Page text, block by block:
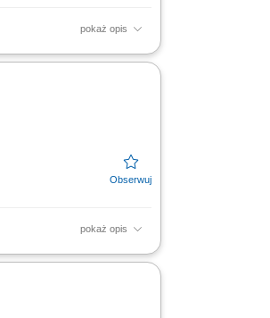
pokaż opis
pozyskiwanie
pokaż opis